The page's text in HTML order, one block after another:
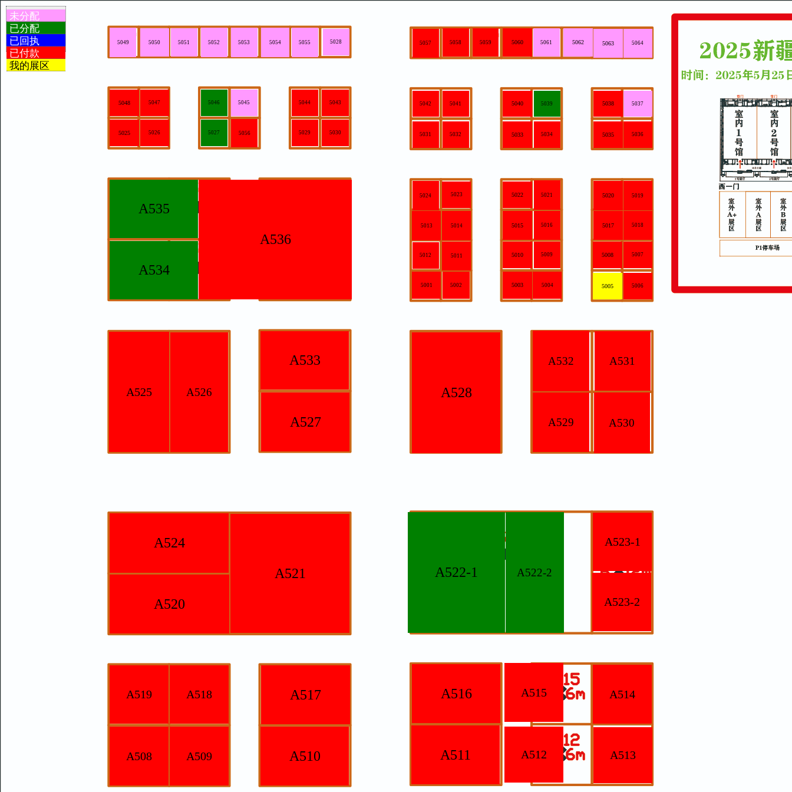
未分配
已分配
已回执
已付款
我的展区
A508 A509
A518
A519 A515 A514
A512 A513
A517
A510
A516
A511
A524
A520
A521
A525 A526
A533
A527
A528
A532 A531
A529 A530
A535
A534
5001 5002
5011
5012
5013 5014
5024 5023 5022 5021
5015 5016
5010 5009
5003 5004 5005 5006
5008 5007
5017 5018
5020 5019
5035
5038 5037
5039
5040
5033 5034
5041
5042
5031 5032
5030
5043
5044
5029
5028
5045
5046
5027
5047
5026
5048
5025 5036
5049 5050 5051 5052 5053 5054 5055
5056
5057 5058 5059 5060 5061 5062 5063 5064
A536
A523-1
A523-2
A522-1 A522-2